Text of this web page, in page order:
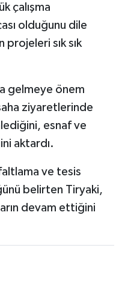
çalışma
olduğunu dile
sık sık
gelmeye önem
ziyaretlerinde
esnaf ve
aktardı.
ve tesis
belirten Tiryaki,
devam ettiğini